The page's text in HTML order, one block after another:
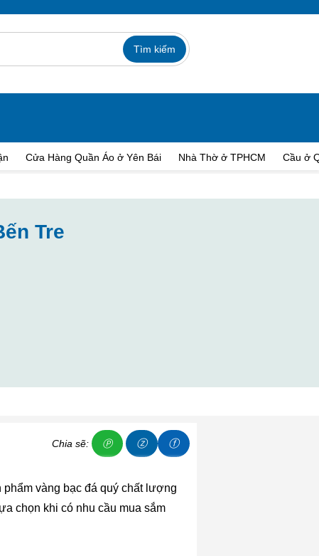
Cửa Hàng Quần Áo ở Yên Bái Nhà Thờ ở TPHCM Cầu ở
Tre
Chia sẽ: Ⓟ ⓩ ⓕ
phẩm vàng bạc đá quý chất lượng
chọn khi có nhu cầu mua sắm